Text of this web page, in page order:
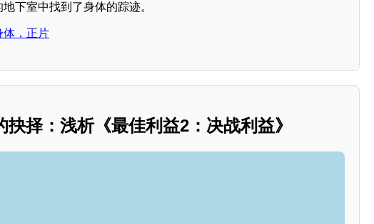
下室中找到了身体的踪迹。
体，正片
抉择：浅析《最佳利益2：决战利益》